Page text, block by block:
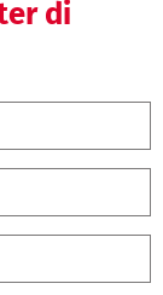
di